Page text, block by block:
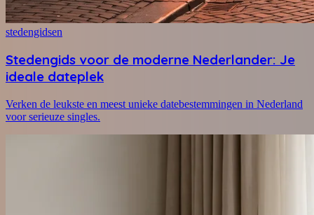
stedengidsen
Stedengids voor de moderne Nederlander: Je
ideale dateplek
Verken de leukste en meest unieke datebestemmingen in Nederland
voor serieuze singles.